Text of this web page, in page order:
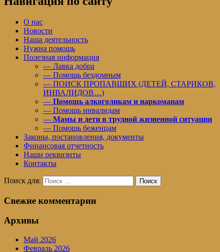
О нас
Новости
Наша деятельность
Нужна помощь
Полезная информация
— Лавка добра
— Помощь бездомным
— ПОИСК ПРОПАВШИХ (ДЕТЕЙ, СТАРИКОВ,
ИНВАЛИДОВ…)
— Помощь алкоголикам и наркоманам
— Помощь инвалидам
— Мамы и дети в трудной жизненной ситуации
— Помощь беженцам
Законы, постановления, документы
Финансовая отчетность
Наши реквизиты
Контакты
Поиск для: Поиск
Свежие комментарии
Архивы
Май 2026
Февраль 2026